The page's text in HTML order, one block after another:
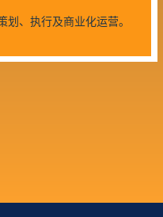
、执行及商业化运营。